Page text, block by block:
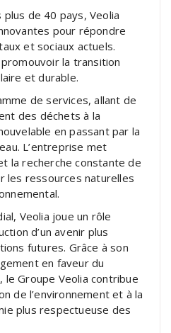
de 40 pays, Veolia
pour répondre
et sociaux actuels.
promouvoir la transition
et durable.
de services, allant de
des déchets à la
en passant par la
L’entreprise met
la recherche constante de
les ressources naturelles
Veolia joue un rôle
d’un avenir plus
futures. Grâce à son
en faveur du
Groupe Veolia contribue
de l’environnement et à la
plus respectueuse des